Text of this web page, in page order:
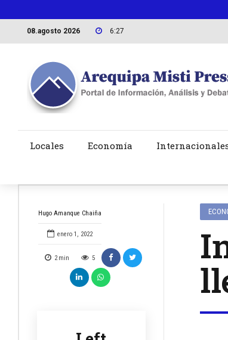
08.agosto 2026 6:27
Locales Economía
Hugo Amanque Chaiña
enero 1, 2022
2 min 5